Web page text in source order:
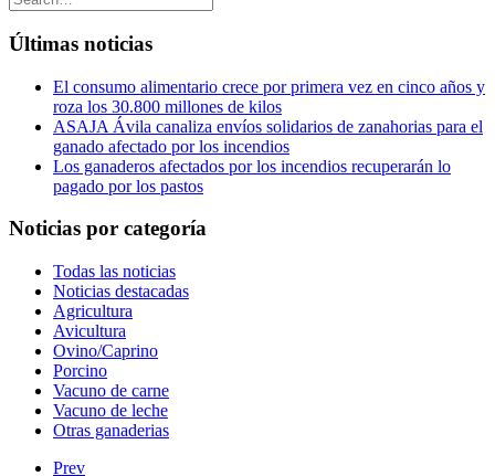
Últimas noticias
El consumo alimentario crece por primera vez en cinco años y
roza los 30.800 millones de kilos
ASAJA Ávila canaliza envíos solidarios de zanahorias para el
ganado afectado por los incendios
Los ganaderos afectados por los incendios recuperarán lo
pagado por los pastos
Noticias por categoría
Todas las noticias
Noticias destacadas
Agricultura
Avicultura
Ovino/Caprino
Porcino
Vacuno de carne
Vacuno de leche
Otras ganaderias
Prev